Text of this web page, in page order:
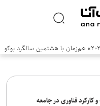
کارکرد فناوری در جامعه